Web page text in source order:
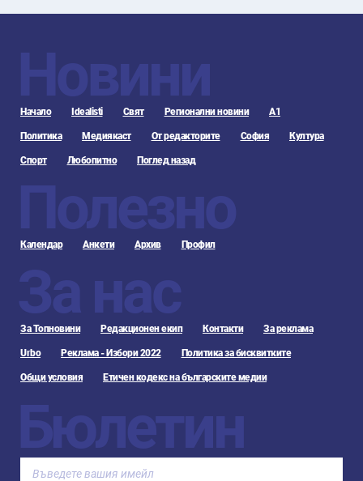
Новини
Начало Idealisti Свят Регионални новини А1
Политика Медиякаст От редакторите София Култура
Спорт Любопитно Поглед назад
Полезно
Календар Анкети Архив Профил
За нас
За Топновини Редакционен екип Контакти За реклама
Urbo Реклама - Избори 2022 Политика за бисквитките
Общи условия Етичен кодекс на българските медии
Бюлетин